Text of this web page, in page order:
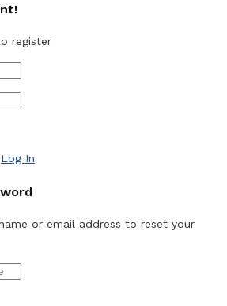
register
Log In
or email address to reset your